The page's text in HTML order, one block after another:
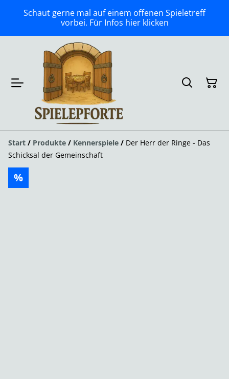
Schaut gerne mal auf einem offenen Spieletreff
vorbei. Für Infos hier klicken
Start / Produkte / Kennerspiele / Der Herr der Ringe - Das
Schicksal der Gemeinschaft
%